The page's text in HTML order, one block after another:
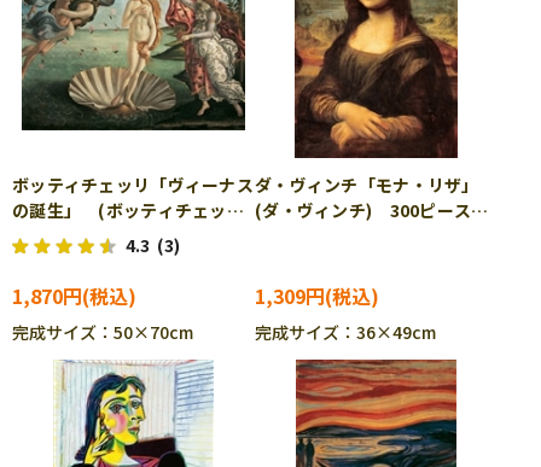
ボッティチェッリ「ヴィーナス
の誕生」 (ボッティチェッ
リ) 1000ピース ジグソーパ
ズル RAV-172351
4.3 (3)
1,870円
完成サイズ：50×70cm
ダ・ヴィンチ「モナ・リザ」
(ダ・ヴィンチ) 300ピース
1,309円
完成サイズ：36×49cm